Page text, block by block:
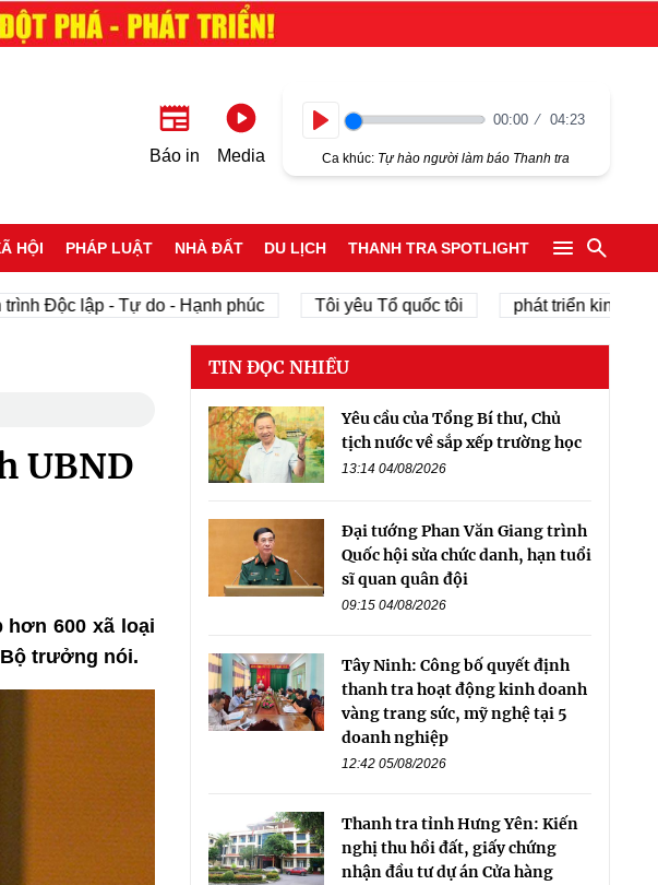
Báo in Media
00:00 04:23
Ca khúc: Tự hào người làm báo Thanh tra
HỘI PHÁP LUẬT NHÀ ĐẤT DU LỊCH THANH TRA SPOTLIGHT
lập - Tự do - Hạnh phúc Tôi yêu Tổ quốc tôi phát triển kinh tế tư nhân
UBND
hơn 600 xã loại
trưởng nói.
TIN ĐỌC NHIỀU
Yêu cầu của Tổng Bí thư, Chủ
tịch nước về sắp xếp trường học
13:14 04/08/2026
Đại tướng Phan Văn Giang trình
Quốc hội sửa chức danh, hạn tuổi
sĩ quan quân đội
09:15 04/08/2026
Tây Ninh: Công bố quyết định
thanh tra hoạt động kinh doanh
vàng trang sức, mỹ nghệ tại 5
doanh nghiệp
12:42 05/08/2026
Thanh tra tỉnh Hưng Yên: Kiến
nghị thu hồi đất, giấy chứng
nhận đầu tư dự án Cửa hàng